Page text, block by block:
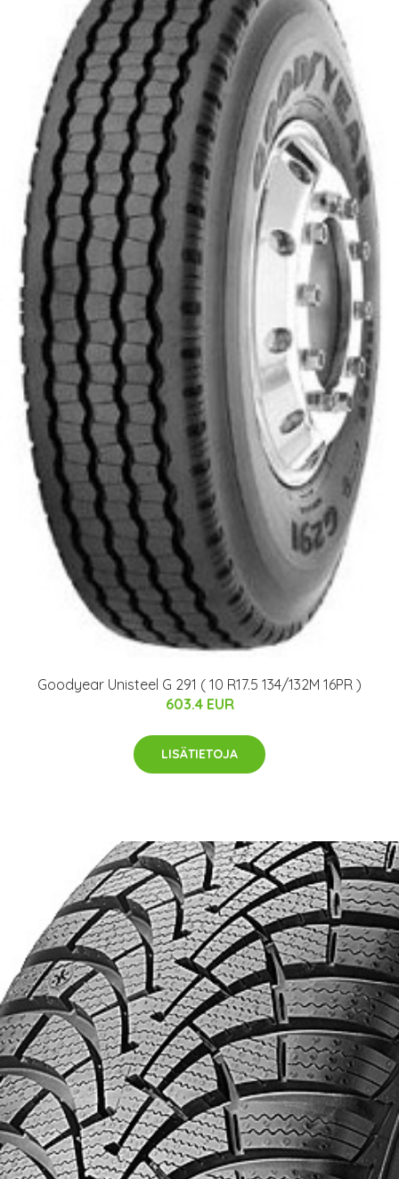
Goodyear Unisteel G 291 ( 10 R17.5 134/132M 16PR )
603.4 EUR
LISÄTIETOJA